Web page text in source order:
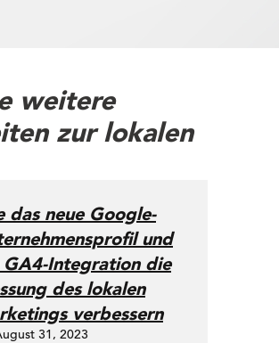
weitere
zur lokalen
das neue Google-
und
GA4-Integration die
des lokalen
verbessern
31, 2023